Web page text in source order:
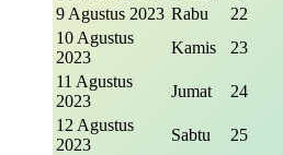
9 Agustus 2023 Rabu 22
10 Agustus
2023
Kamis 23
11 Agustus
2023
Jumat 24
12 Agustus
2023
Sabtu 25